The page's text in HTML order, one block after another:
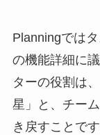
Planningでは
の機能詳細に
ターの役割は
星」と、チー
き戻すことで